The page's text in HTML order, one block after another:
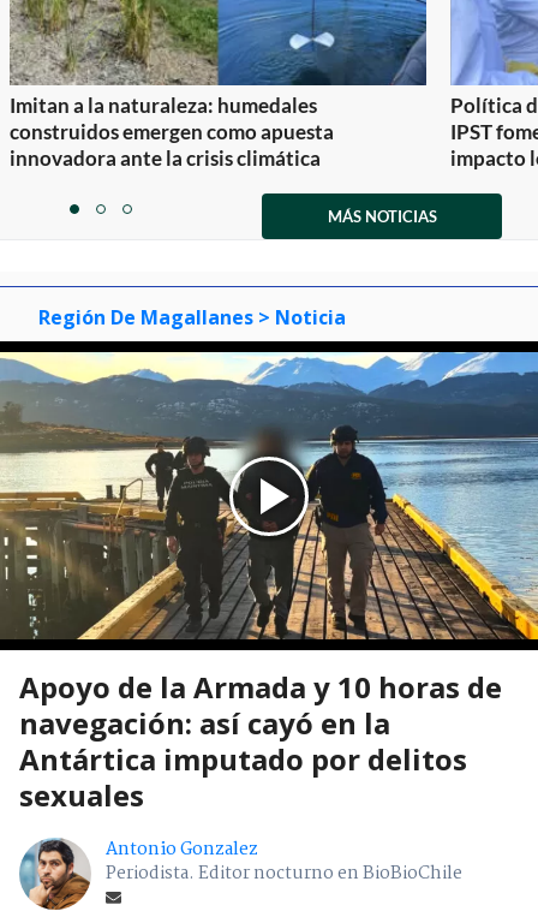
Imitan a la naturaleza: humedales
construidos emergen como apuesta
innovadora ante la crisis climática
Política
IPST
impacto
itemitemitem
MÁS NOTICIAS
Región De Magallanes > Noticia
Apoyo de la Armada y 10 horas de
navegación: así cayó en la
Antártica imputado por delitos
sexuales
Antonio Gonzalez
Periodista. Editor nocturno en BioBioChile